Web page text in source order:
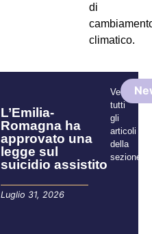
di
climatico.
L’Emilia-
Romagna ha
approvato una
legge sul
suicidio assistito
Luglio 31, 2026
Vedi
tutti
gli
articoli
della
sezione: